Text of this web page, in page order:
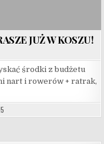
JUŻ W KOSZU!
środki z budżetu
nart i rowerów + ratrak,